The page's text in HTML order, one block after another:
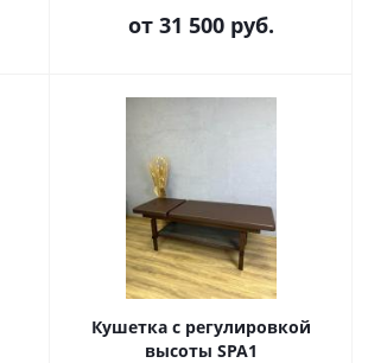
от 31 500 руб.
Кушетка с регулировкой
высоты SPA1